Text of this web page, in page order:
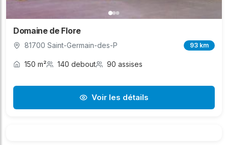
Domaine de Flore
81700 Saint-Germain-des-P 93 km
150 m² 140 debout 90 assises
Voir les détails